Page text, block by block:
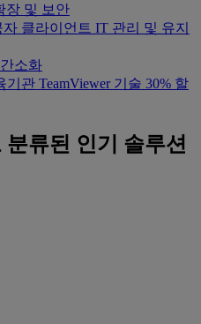
장 및 보안
자 클라이언트 IT 관리 및 유지
소화
기관 TeamViewer 기술 30% 할
분류된 인기 솔루션